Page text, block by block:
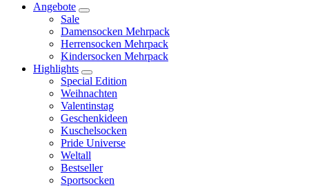
Angebote
Sale
Damensocken Mehrpack
Herrensocken Mehrpack
Kindersocken Mehrpack
Highlights
Special Edition
Weihnachten
Valentinstag
Geschenkideen
Kuschelsocken
Pride Universe
Weltall
Bestseller
Sportsocken